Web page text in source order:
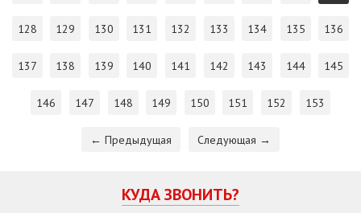
128 129 130 131 132 133 134 135 136
137 138 139 140 141 142 143 144 145
146 147 148 149 150 151 152 153
← Предыдущая Следующая →
КУДА ЗВОНИТЬ?